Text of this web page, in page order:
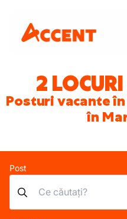
2
Posturi vacante
în
Post